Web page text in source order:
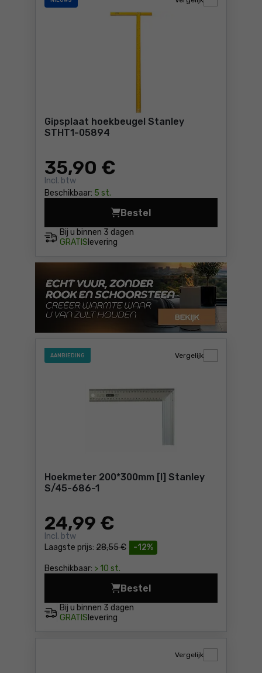
Gipsplaat hoekbeugel Stanley
STHT1-05894
35,90 €
Incl. btw
Beschikbaar: 5 st.
Bij u binnen 3 dagen
GRATIS levering
Bestel
Gipsplaat hoekbeugel
AANBIEDING
Hoekmeter 200*300mm [l] Stanley
S/45-686-1
-12%
Laagste prijs: 28,55 €
24,99 €
Incl. btw
Beschikbaar: > 10 st.
Vergelijk
Bij u binnen 3 dagen
GRATIS levering
Bestel
Hoekmeter 200*300mm [l]
Vergelijk